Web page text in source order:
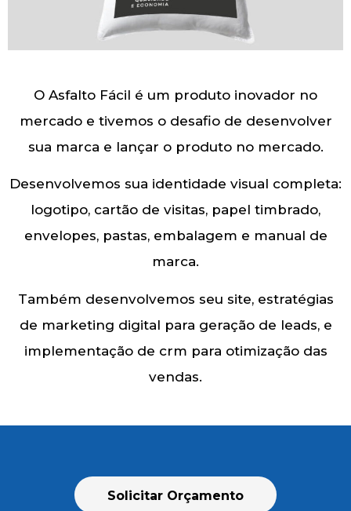
O Asfalto Fácil é um produto inovador no
mercado e tivemos o desafio de desenvolver
sua marca e lançar o produto no mercado.
Desenvolvemos sua identidade visual completa:
logotipo, cartão de visitas, papel timbrado,
envelopes, pastas, embalagem e manual de
marca.
Também desenvolvemos seu site, estratégias
de marketing digital para geração de leads, e
implementação de crm para otimização das
vendas.
Solicitar Orçamento